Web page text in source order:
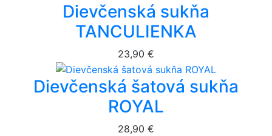
Dievčenská sukňa
TANCULIENKA
23,90 €
Dievčenská šatová sukňa
ROYAL
28,90 €